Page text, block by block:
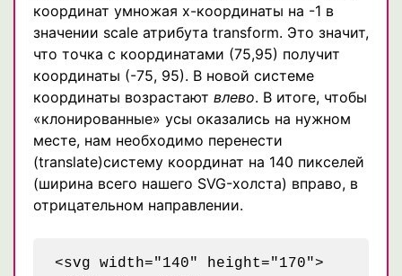
координат умножая x-координаты на -1 в
значении scale атрибута transform. Это значит,
что точка с координатами (75,95) получит
координаты (-75, 95). В новой системе
координаты возрастают влево. В итоге, чтобы
«клонированные» усы оказались на нужном
месте, нам необходимо перенести
(translate)систему координат на 140 пикселей
(ширина всего нашего SVG-холста) вправо, в
отрицательном направлении.
<svg width="140" height="170">